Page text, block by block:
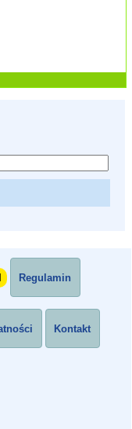
Regulamin
Kontakt